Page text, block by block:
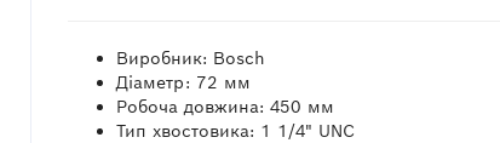
Виробник: Bosch
Діаметр: 72 мм
Робоча довжина: 450 мм
Тип хвостовика: 1 1/4" UNC